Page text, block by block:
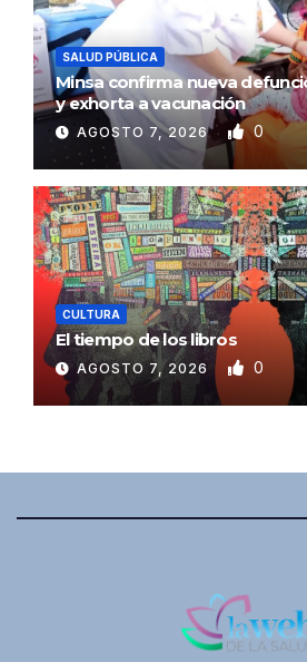
SALUD PÚBLICA
Minsa confirma nueva
y exhorta a vacunación
AGOSTO 7, 2026 0
CULTURA
El tiempo de los libros
AGOSTO 7, 2026 0